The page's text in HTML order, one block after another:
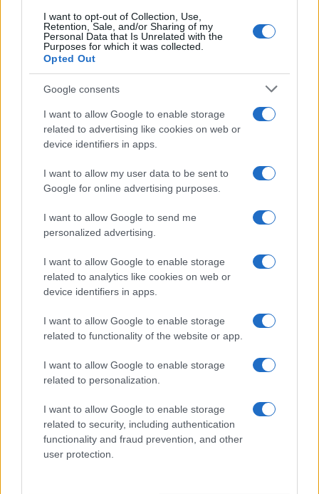
I want to opt-out of Collection, Use,
Retention, Sale, and/or Sharing of my
Personal Data that Is Unrelated with the
Purposes for which it was collected.
Opted Out
Google consents
I want to allow Google to enable storage
related to advertising like cookies on web or
device identifiers in apps.
I want to allow my user data to be sent to
Google for online advertising purposes.
I want to allow Google to send me
personalized advertising.
I want to allow Google to enable storage
related to analytics like cookies on web or
device identifiers in apps.
I want to allow Google to enable storage
related to functionality of the website or app.
I want to allow Google to enable storage
related to personalization.
I want to allow Google to enable storage
related to security, including authentication
functionality and fraud prevention, and other
user protection.
Paolo Pinna
Martina Agostina Diturco
I nostri cari
I nostri cari
I nostri cari